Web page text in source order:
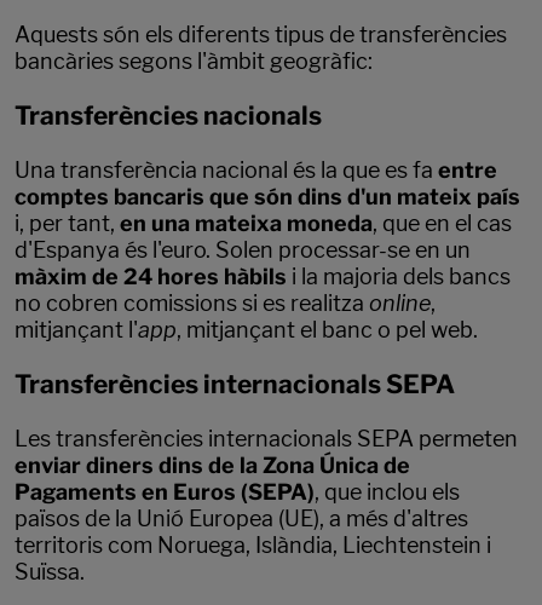
Aquests són els diferents tipus de transferències
bancàries segons l'àmbit geogràfic:
Transferències nacionals
Una transferència nacional és la que es fa entre
comptes bancaris que són dins d'un mateix país
i, per tant, en una mateixa moneda, que en el cas
d'Espanya és l'euro. Solen processar-se en un
màxim de 24 hores hàbils i la majoria dels bancs
no cobren comissions si es realitza online,
mitjançant l'app, mitjançant el banc o pel web.
Transferències internacionals SEPA
Les transferències internacionals SEPA permeten
enviar diners dins de la Zona Única de
Pagaments en Euros (SEPA), que inclou els
països de la Unió Europea (UE), a més d'altres
territoris com Noruega, Islàndia, Liechtenstein i
Suïssa.